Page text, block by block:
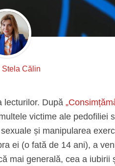
Stela Călin
lecturilor. După
victime ale pedofiliei
și manipularea
ei (o fată de 14 ani), a
mai generală, cea a iubirii